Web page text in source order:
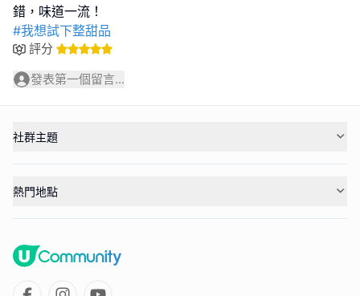
#我想試下整甜品
評分
發表第一個留言...
社群主題
熱門地點